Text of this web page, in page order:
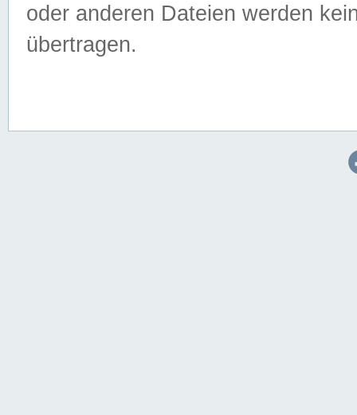
oder anderen Dateien werden
übertragen.